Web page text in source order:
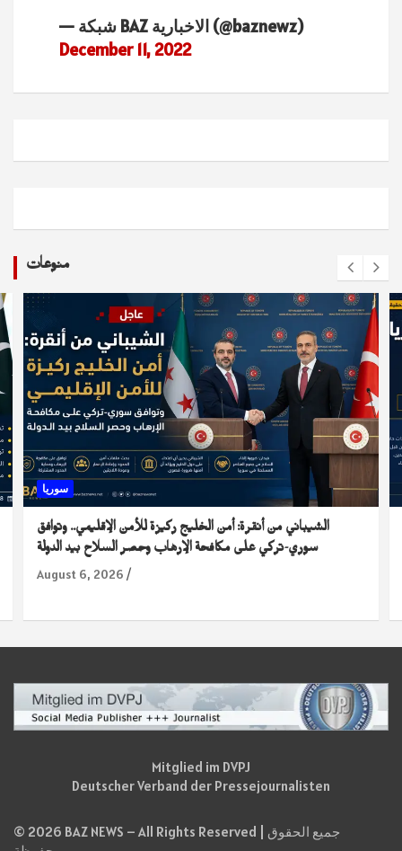
— شبكة BAZ الاخبارية (@baznewz)
December 11, 2022
منوعات
سوريا
الشيباني من أنقرة: أمن الخليج ركيزة للأمن الإقليمي.. وتوافق
سوري-تركي على مكافحة الإرهاب وحصر السلاح بيد الدولة
August 6, 2026
Mitglied im DVPJ
Deutscher Verband der Pressejournalisten
© 2026 BAZ NEWS – All Rights Reserved | جميع الحقوق